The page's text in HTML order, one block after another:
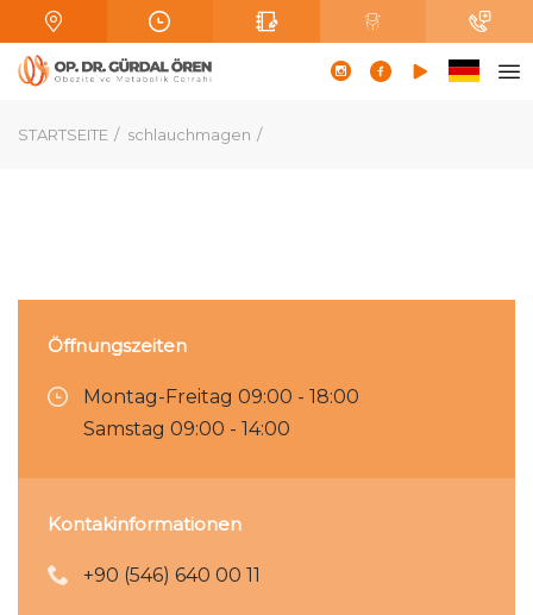
STARTSEITE schlauchmagen
Öffnungszeiten
Montag-Freitag 09:00 - 18:00
Samstag 09:00 - 14:00
Kontakinformationen
+90 (546) 640 00 11